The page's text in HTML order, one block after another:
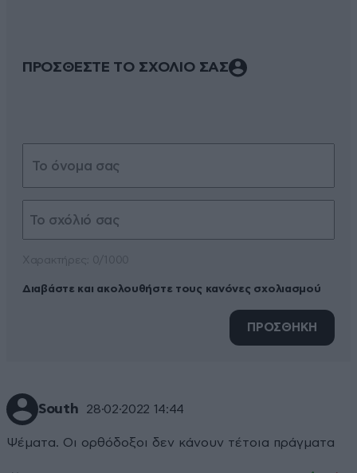
ΠΡΟΣΘΕΣΤΕ ΤΟ ΣΧΟΛΙΟ ΣΑΣ
Διαβάστε και ακολουθήστε τους κανόνες σχολιασμού
ΠΡΟΣΘΗΚΗ
South 28·02·2022 14:44
Ψέματα. Οι ορθόδοξοι δεν κάνουν τέτοια πράγματα